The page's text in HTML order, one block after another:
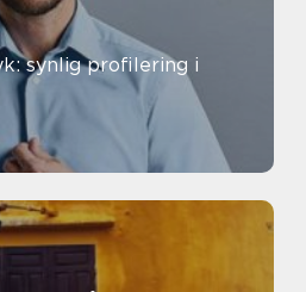
synlig profilering i